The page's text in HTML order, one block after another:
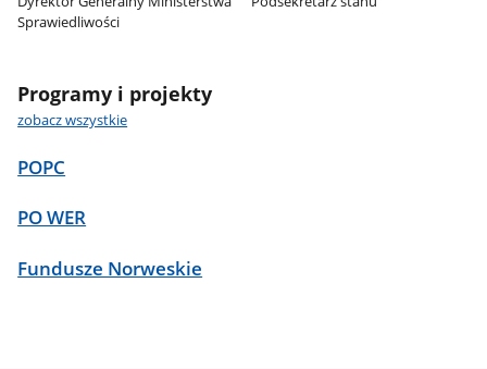
Sprawiedliwości
Programy i projekty
zobacz wszystkie
POPC
PO WER
Fundusze Norweskie